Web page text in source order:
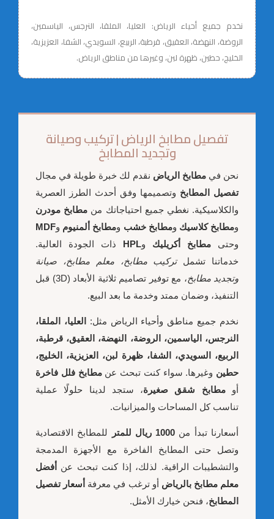
نخدم جميع أحياء الرياض: العليا، الملقا، النرجس، الياسمين،
الروضة، النهضة، العقيق، قرطبة، الربيع، السويدي، الشفا، العزيزية،
الخليج، حطين، ظهرة لبن، وغيرها من مناطق الرياض.
تفصيل مطابخ الرياض | تركيب وصيانة
وتجديد المطابخ
نحن في مطابخ الرياض نقدم لك خبرة طويلة في مجال
تفصيل المطابخ وتصميمها وفق أحدث الطرز العصرية
والكلاسيكية. نغطي جميع احتياجاتك من مطابخ مودرن
ومطابخ كلاسيك ومطابخ خشب ومطابخ ألمنيوم وMDF
وحتى مطابخ أكريليك وHPL
ذات الجودة العالية.
خدماتنا تشملتركيب مطابخ، معلم مطابخ، صيانة
وتجديد مطابخ
، مع توفير تصاميم ثلاثية الأبعاد (3D) قبل
التنفيذ، وضمان ممتد وخدمة ما بعد البيع.
نخدم جميع مناطق وأحياء الرياض مثل:
العليا، الملقا،
النرجس، الياسمين، الروضة، النهضة، العقيق، قرطبة،
الربيع، السويدي، الشفا، ظهرة لبن، العزيزية، الخليج،
حطين وغيرها. سواء كنت تبحث عنمطابخ فلل فاخرة
أومطابخ شقق صغيرة، ستجد لدينا حلولًا عملية
تناسب كل المساحات والميزانيات.
أسعارنا تبدأ من 1000 ريال للمتر
للمطابخ الاقتصادية
وتصل حتى المطابخ الفاخرة مع الأجهزة المدمجة
والتشطيبات الراقية. لذلك، إذا كنت تبحث عن
أفضل
معلم مطابخ بالرياض أو ترغب في معرفة أسعار تفصيل
المطابخ، فنحن خيارك الأمثل.